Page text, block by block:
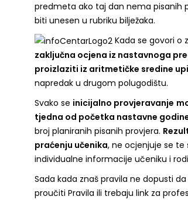
predmeta ako taj dan nema pisanih
biti unesen u rubriku bilježaka.
Kada se govori o
zaključna ocjena iz nastavnoga
proizlaziti iz aritmetičke sredine
napredak u drugom polugodištu.
Svako se inicijalno provjeravanje
tjedna od početka nastavne
broj planiranih pisanih provjera.
praćenju učenika, ne ocjenjuje se
individualne informacije učeniku i
Sada kada znaš pravila ne dopusti
proučiti Pravila ili trebaju link za